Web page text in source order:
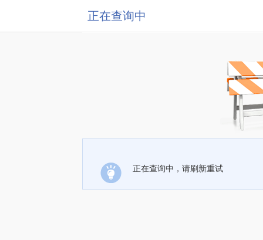
正在查询中
正在查询中，请刷新重试